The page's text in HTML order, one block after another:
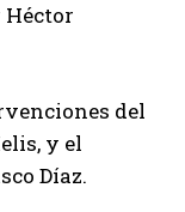
Héctor
del
y el
Díaz.